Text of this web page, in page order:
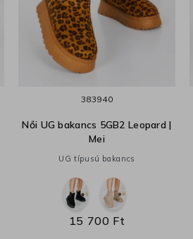
383940
Női UG bakancs 5GB2 Leopard |
Mei
UG típusú bakancs
15 700 Ft